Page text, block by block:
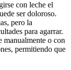
con leche el
ser doloroso.
pero la
para agarrar.
manualmente o con
permitiendo que